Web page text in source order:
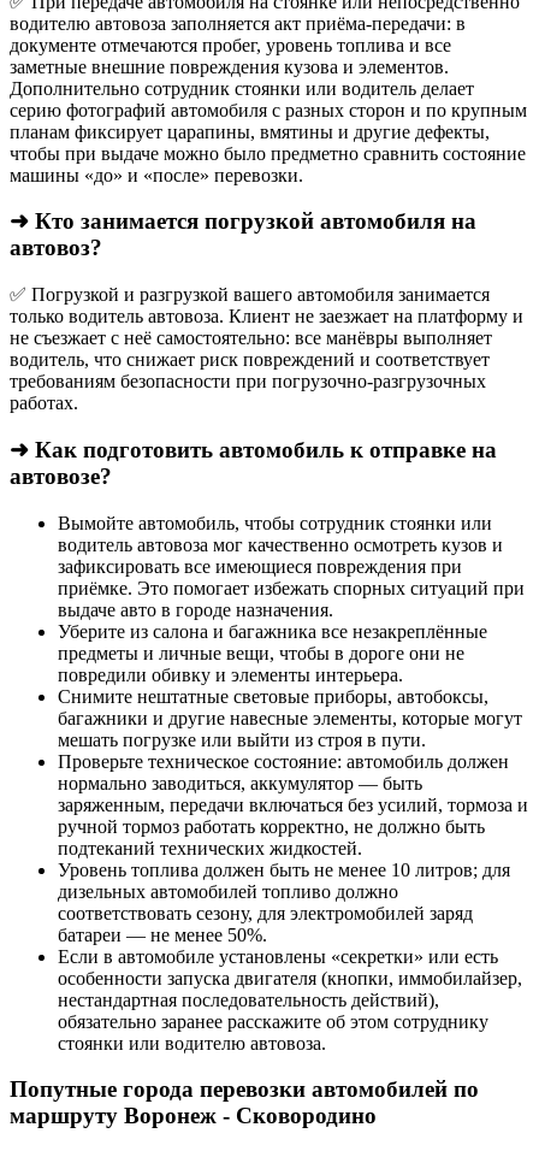
водителю автовоза заполняется акт приёма-передачи: в
документе отмечаются пробег, уровень топлива и все
заметные внешние повреждения кузова и элементов.
Дополнительно сотрудник стоянки или водитель делает
серию фотографий автомобиля с разных сторон и по крупным
планам фиксирует царапины, вмятины и другие дефекты,
чтобы при выдаче можно было предметно сравнить состояние
машины «до» и «после» перевозки.
➜ Кто занимается погрузкой автомобиля на
автовоз?
✅ Погрузкой и разгрузкой вашего автомобиля занимается
только водитель автовоза. Клиент не заезжает на платформу и
не съезжает с неё самостоятельно: все манёвры выполняет
водитель, что снижает риск повреждений и соответствует
требованиям безопасности при погрузочно-разгрузочных
работах.
➜ Как подготовить автомобиль к отправке на
автовозе?
Вымойте автомобиль, чтобы сотрудник стоянки или
водитель автовоза мог качественно осмотреть кузов и
зафиксировать все имеющиеся повреждения при
приёмке. Это помогает избежать спорных ситуаций при
выдаче авто в городе назначения.
Уберите из салона и багажника все незакреплённые
предметы и личные вещи, чтобы в дороге они не
повредили обивку и элементы интерьера.
Снимите нештатные световые приборы, автобоксы,
багажники и другие навесные элементы, которые могут
мешать погрузке или выйти из строя в пути.
Проверьте техническое состояние: автомобиль должен
нормально заводиться, аккумулятор — быть
заряженным, передачи включаться без усилий, тормоза и
ручной тормоз работать корректно, не должно быть
подтеканий технических жидкостей.
Уровень топлива должен быть не менее 10 литров; для
дизельных автомобилей топливо должно
соответствовать сезону, для электромобилей заряд
батареи — не менее 50%.
Если в автомобиле установлены «секретки» или есть
особенности запуска двигателя (кнопки, иммобилайзер,
нестандартная последовательность действий),
обязательно заранее расскажите об этом сотруднику
стоянки или водителю автовоза.
Попутные города перевозки автомобилей по
маршруту Воронеж - Сковородино